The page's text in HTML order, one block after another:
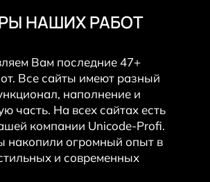
НАШИХ РАБОТ
Вам последние 47+
Все сайты имеют разный
наполнение и
часть. На всех сайтах есть
компании Unicode-Profi.
накопили огромный опыт в
и современных